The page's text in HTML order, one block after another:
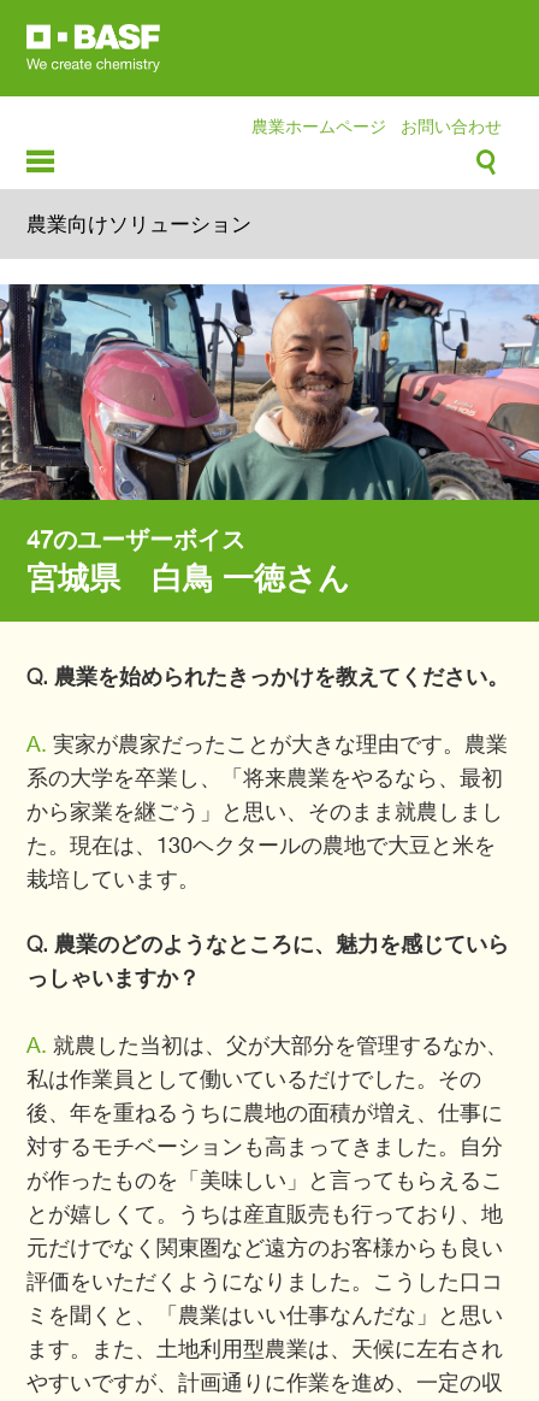
農業ホームページ お問い合わせ
農業向けソリューション
47のユーザーボイス
宮城県 白鳥 一徳さん
Q. 農業を始められたきっかけを教えてください。
A. 実家が農家だったことが大きな理由です。農業
系の大学を卒業し、「将来農業をやるなら、最初
から家業を継ごう」と思い、そのまま就農しまし
た。現在は、130ヘクタールの農地で大豆と米を
栽培しています。
Q. 農業のどのようなところに、魅力を感じていら
っしゃいますか？
A. 就農した当初は、父が大部分を管理するなか、
私は作業員として働いているだけでした。その
後、年を重ねるうちに農地の面積が増え、仕事に
対するモチベーションも高まってきました。自分
が作ったものを「美味しい」と言ってもらえるこ
とが嬉しくて。うちは産直販売も行っており、地
元だけでなく関東圏など遠方のお客様からも良い
評価をいただくようになりました。こうした口コ
ミを聞くと、「農業はいい仕事なんだな」と思い
ます。また、土地利用型農業は、天候に左右され
やすいですが、計画通りに作業を進め、一定の収